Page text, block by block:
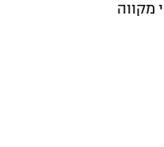
מקווה